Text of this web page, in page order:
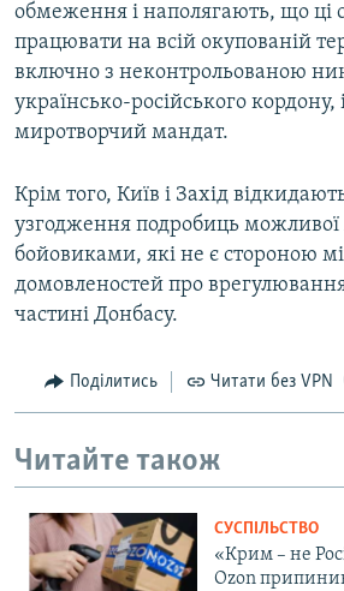
обмеження і наполягають, що ці
працювати на всій окупованій
включно з неконтрольованою
українсько-російського
миротворчий мандат.
Крім того, Київ і Захід
узгодження подробиць можливої
бойовиками, які не є стороною
домовленостей про
частині Донбасу.
Поділитись Читати без VPN
Читайте також
СУСПІЛЬСТВО
«Крим – не
Ozon